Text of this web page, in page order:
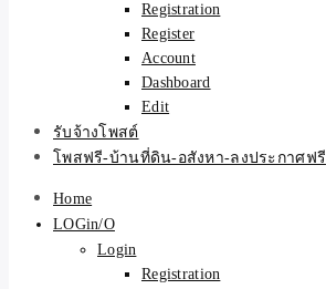
Registration
Register
Account
Dashboard
Edit
รับจ้างโพสต์
โพสฟรี-บ้านที่ดิน-อสังหา-ลงประกาศฟรี
Home
LOGin/O
Login
Registration